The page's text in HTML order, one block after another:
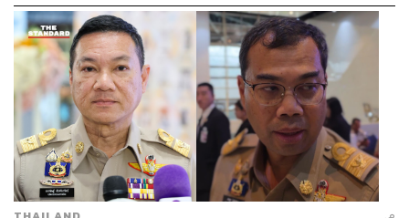
Banksy บริจาคภาพ Game Changer ให้กับโรงพยาบาล
Southampton General ในเดือนพฤษภาคม 2020 เป็นภาพ
เด็กผู้ชายกำลังเล่นตุ๊กตาในชุดเครื่องแบบกาชาด ในขณะที่ซู
เปอร์ฮีโร่อย่างแบทแมนและสไปเดอร์แมนถูกทิ้งลงในถังขยะ
ข้างๆ สะท้อนถึงการยกย่องบุคลากรทางการแพทย์ในช่วง
การแพร่ระบาดของโควิดว่าคือฮีโร่ตัวจริง ต่อมาในเดือน
มีนาคม 2021 ภาพนี้ถูกนำขึ้นประมูลโดยสถาบัน Christie’s
ในราคาสูงถึง 689 ล้านบาท โดยรายได้นำไปสนับสนุนเจ้า